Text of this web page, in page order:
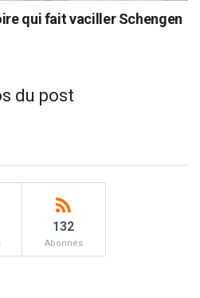
qui fait vaciller Schengen
du post
132
Abonnés